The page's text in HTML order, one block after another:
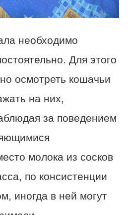
необходимо
Для этого
осмотреть кошачьи
на них,
за поведением
молока из сосков
по консистенции
иногда в ней могут